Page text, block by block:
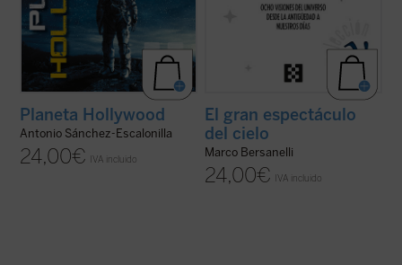
Planeta Hollywood
Antonio Sánchez-Escalonilla
24,00€ IVA incluido
El gran espectáculo
del cielo
Marco Bersanelli
24,00€ IVA incluido